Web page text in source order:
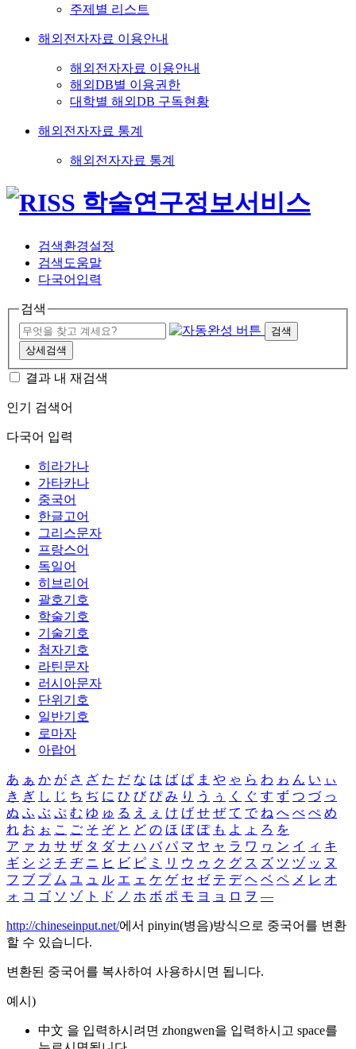
주제별 리스트
해외전자자료 이용안내
해외전자자료 이용안내
해외DB별 이용권한
대학별 해외DB 구독현황
해외전자자료 통계
해외전자자료 통계
검색환경설정
검색도움말
다국어입력
검색
검색
상세검색
결과 내 재검색
인기 검색어
다국어 입력
히라가나
가타카나
중국어
한글고어
그리스문자
프랑스어
독일어
히브리어
괄호기호
학술기호
기술기호
첨자기호
라틴문자
러시아문자
단위기호
일반기호
로마자
아랍어
あ ぁ か が さ ざ た だ な は ば ぱ ま や ゃ ら わ ゎ ん い ぃ
き ぎ し じ ち ぢ に ひ び ぴ み り う ぅ く ぐ す ず つ づ っ
ぬ ふ ぶ ぷ む ゆ ゅ る え ぇ け げ せ ぜ て で ね へ べ ぺ め
れ お ぉ こ ご そ ぞ と ど の ほ ぼ ぽ も よ ょ ろ を
ア ァ カ サ ザ タ ダ ナ ハ バ パ マ ヤ ャ ラ ワ ヮ ン イ ィ キ
ギ シ ジ チ ヂ ニ ヒ ビ ピ ミ リ ウ ゥ ク グ ス ズ ツ ヅ ッ ヌ
フ ブ プ ム ユ ュ ル エ ェ ケ ゲ セ ゼ テ デ ヘ ベ ペ メ レ オ
ォ コ ゴ ソ ゾ ト ド ノ ホ ボ ポ モ ヨ ョ ロ ヲ ―
http://chineseinput.net/에서 pinyin(병음)방식으로 중국어를 변환
할 수 있습니다.
변환된 중국어를 복사하여 사용하시면 됩니다.
예시)
中文 을 입력하시려면 zhongwen을 입력하시고 space를